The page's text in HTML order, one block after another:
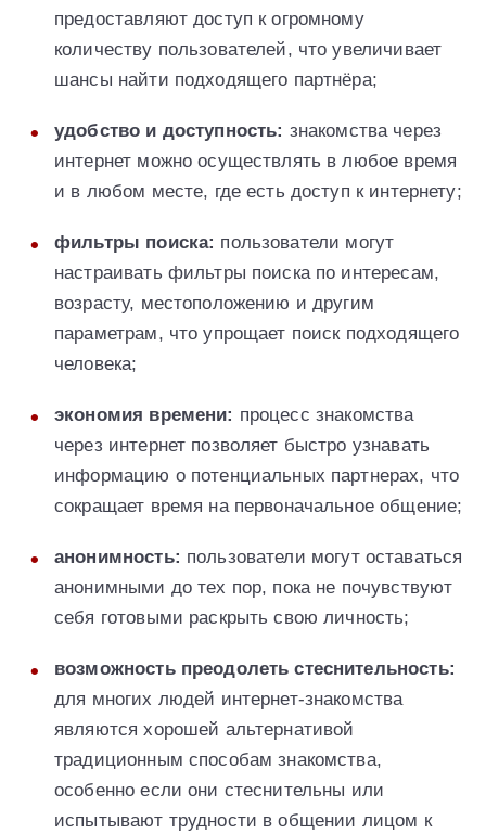
предоставляют доступ к огромному
количеству пользователей, что увеличивает
шансы найти подходящего партнёра;
удобство и доступность: знакомства через
интернет можно осуществлять в любое время
и в любом месте, где есть доступ к интернету;
фильтры поиска: пользователи могут
настраивать фильтры поиска по интересам,
возрасту, местоположению и другим
параметрам, что упрощает поиск подходящего
человека;
экономия времени: процесс знакомства
через интернет позволяет быстро узнавать
информацию о потенциальных партнерах, что
сокращает время на первоначальное общение;
анонимность: пользователи могут оставаться
анонимными до тех пор, пока не почувствуют
себя готовыми раскрыть свою личность;
возможность преодолеть стеснительность:
для многих людей интернет-знакомства
являются хорошей альтернативой
традиционным способам знакомства,
особенно если они стеснительны или
испытывают трудности в общении лицом к